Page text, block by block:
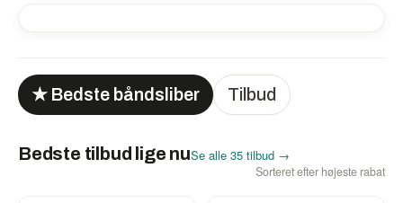
-37% -15%
★ Bedste båndsliber Tilbud
Bedste tilbud lige nuSe alle 35 tilbud →
Sorteret efter højeste rabat